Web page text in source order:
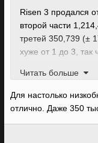
Risen 3 продался
второй части
третей 350,739 (±
хуже от 1 до 3, так
фанатичных
Читать больше
Для настолько
отлично. Даже 350